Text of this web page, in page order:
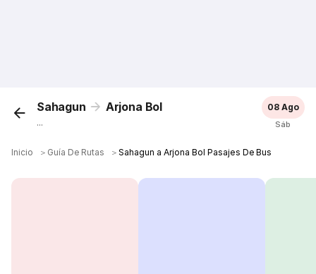
Sahagun Arjona Bol
...
08 Ago
Sáb
Inicio ＞ Guía De Rutas ＞ Sahagun a Arjona Bol Pasajes De Bus